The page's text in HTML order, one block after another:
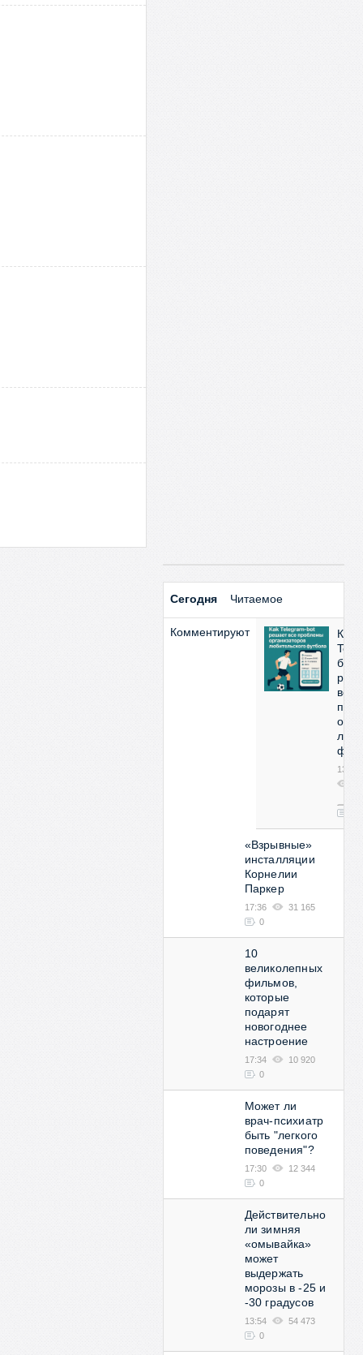
Сегодня Читаемое
Комментируют
Как
бот
все
13:53
«Взрывные»
инсталляции
Корнелии
Паркер
17:36
31 165
0
10
великолепных
фильмов,
которые
подарят
новогоднее
настроение
17:34
10 920
0
Может ли
врач-психиатр
быть "легкого
поведения"?
17:30
12 344
0
Действительно
ли зимняя
«омывайка»
может
выдержать
морозы в -25 и
-30 градусов
13:54
54 473
0